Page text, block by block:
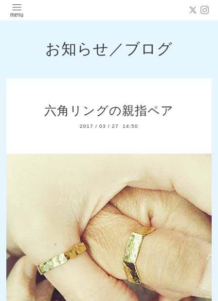
お知らせ／ブログ
六角リングの親指ペア
2017 / 03 / 27 14:50